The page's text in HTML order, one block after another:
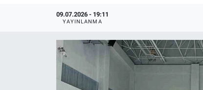
09.07.2026 - 19:11
YAYINLANMA